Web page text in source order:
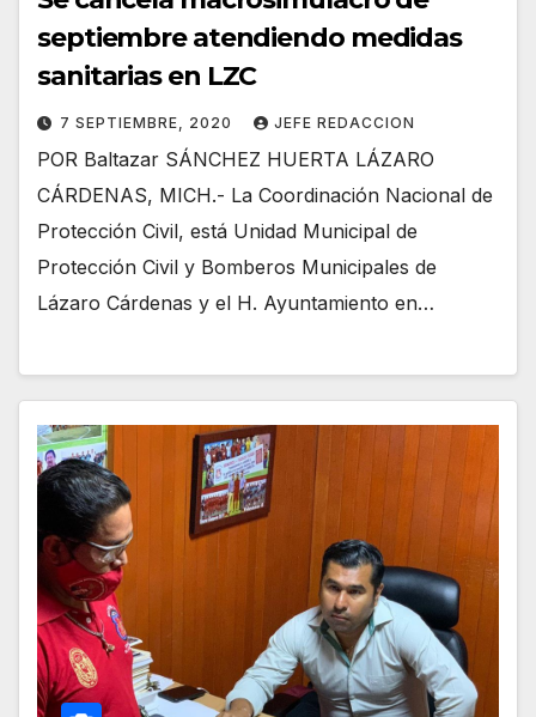
septiembre atendiendo medidas
sanitarias en LZC
7 SEPTIEMBRE, 2020 JEFE REDACCION
POR Baltazar SÁNCHEZ HUERTA LÁZARO
CÁRDENAS, MICH.- La Coordinación Nacional de
Protección Civil, está Unidad Municipal de
Protección Civil y Bomberos Municipales de
Lázaro Cárdenas y el H. Ayuntamiento en…